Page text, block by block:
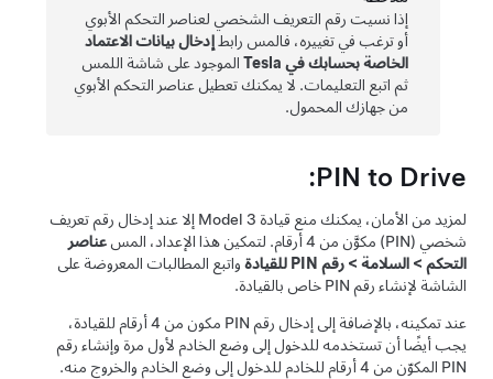
إذا نسيت رقم التعريف الشخصي لعناصر التحكم الأبوي
أو ترغب في تغييره، فالمس رابطإدخال بيانات الاعتماد
الخاصة بحسابك في Tesla
الموجود على شاشة اللمس
ثم اتبع التعليمات. لا يمكنك تعطيل عناصر التحكم الأبوي
من جهازك المحمول.
PIN to Drive:
لمزيد من الأمان، يمكنك منع قيادةModel 3إلا عند إدخال رقم تعريف
شخصي (PIN) مكوَّن من 4 أرقام. لتمكين هذا الإعداد، المس
عناصر
التحكم>السلامة>رقم PIN للقيادة
واتبع المطالبات المعروضة على
الشاشة لإنشاء رقم PIN خاص بالقيادة.
عند تمكينه، بالإضافة إلى إدخال رقم PIN مكون من 4 أرقام للقيادة،
يجب أيضًا أن تستخدمه للدخول إلى وضع الخادم لأول مرة وإنشاء رقم
PIN المكوّن من 4 أرقام للخادم للدخول إلى وضع الخادم والخروج منه.